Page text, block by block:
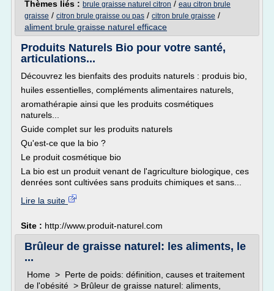
Thèmes liés : brule graisse naturel citron / eau citron brule
graisse / citron brule graisse ou pas / citron brule graisse /
aliment brule graisse naturel efficace
Produits Naturels Bio pour votre santé,
articulations...
Découvrez les bienfaits des produits naturels : produis bio,
huiles essentielles, compléments alimentaires naturels,
aromathérapie ainsi que les produits cosmétiques
naturels...
Guide complet sur les produits naturels
Qu'est-ce que la bio ?
Le produit cosmétique bio
La bio est un produit venant de l'agriculture biologique, ces
denrées sont cultivées sans produits chimiques et sans...
Lire la suite
Site : http://www.produit-naturel.com
Brûleur de graisse naturel: les aliments, le
...
Home > Perte de poids: définition, causes et traitement
de l'obésité > Brûleur de graisse naturel: aliments,